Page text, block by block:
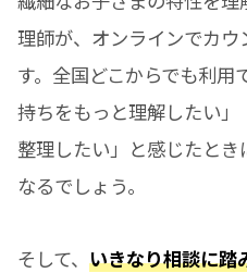
理師が、オンラインでカ
す。全国どこからでも利
持ちをもっと理解したい
整理したい」と感じたと
なるでしょう。
そして、いきなり相談に踏